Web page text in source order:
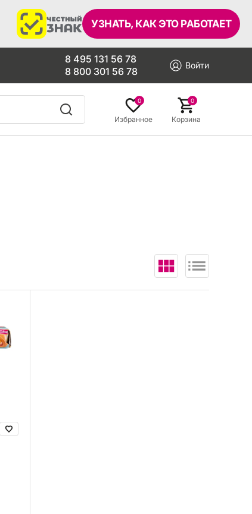
УЗНАТЬ, КАК ЭТО РАБОТАЕТ
8 495 131 56 78
8 800 301 56 78
Войти
0
Избранное
0
Корзина
В корзину (0)